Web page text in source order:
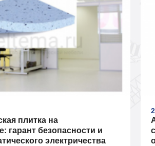
плитка на
гарант безопасности и
электричества